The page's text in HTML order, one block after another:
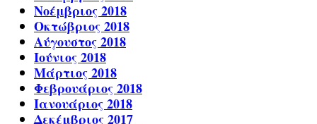
Νοέμβριος 2018
Οκτώβριος 2018
Αύγουστος 2018
Ιούνιος 2018
Μάρτιος 2018
Φεβρουάριος 2018
Ιανουάριος 2018
Δεκέμβριος 2017